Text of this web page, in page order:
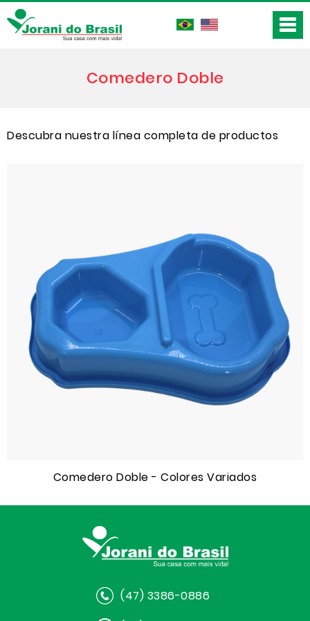
Comedero Doble
Descubra nuestra línea completa de productos
Comedero Doble - Colores Variados
(47) 3386-0886